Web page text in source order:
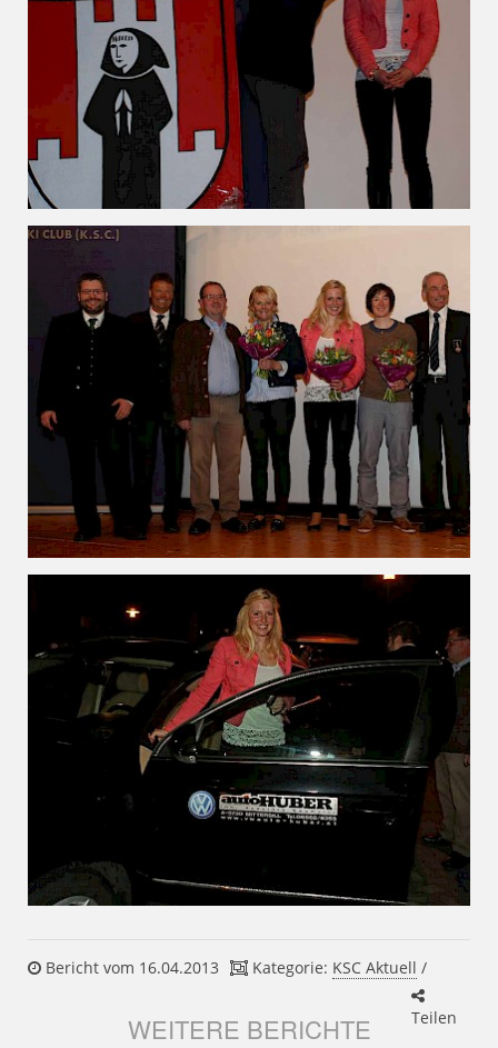
Bericht vom 16.04.2013 Kategorie: KSC Aktuell /
Teilen
WEITERE BERICHTE